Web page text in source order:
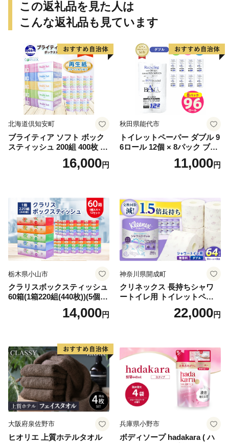
この返礼品を見た人は
こんな返礼品も見ています
北海道倶知安町
ブライティア ソフト ボック
スティッシュ 200組 400枚 60
箱 日本製 まとめ買い ティッ
シュ リサイクル 長持 防災 常
倶知安町 日用品
16,000円
秋田県能代市
トイレットペーパー ダブル 9
6ロール 12個 × 8パック ブラ
ンカ 再生紙 100％ 芯あり 日
用品 消耗品 無香料 生活用品
11,000円
栃木県小山市
クラリスボックスティッシュ
60箱(1箱220組(440枚))(5個入
り×12セット)【1256759】
14,000円
神奈川県開成町
クリネックス 長持ちシャワ
ートイレ用 トイレットペー
パー（ダブル）64ロール(8ロ
ール×8パック) 開成町 トイレ
蓄 防災 エコ 消耗品 生活雑貨
生活用品 無香料 トイレット
ペーパー ダブル といれっと
ぺーぱー トイレ クレシア ト
イレットペーパー [BDBH002
-1]
22,000円
大阪府泉佐野市
ヒオリエ 上質ホテルタオル
兵庫県小野市
ボディソープ hadakara ( ハ